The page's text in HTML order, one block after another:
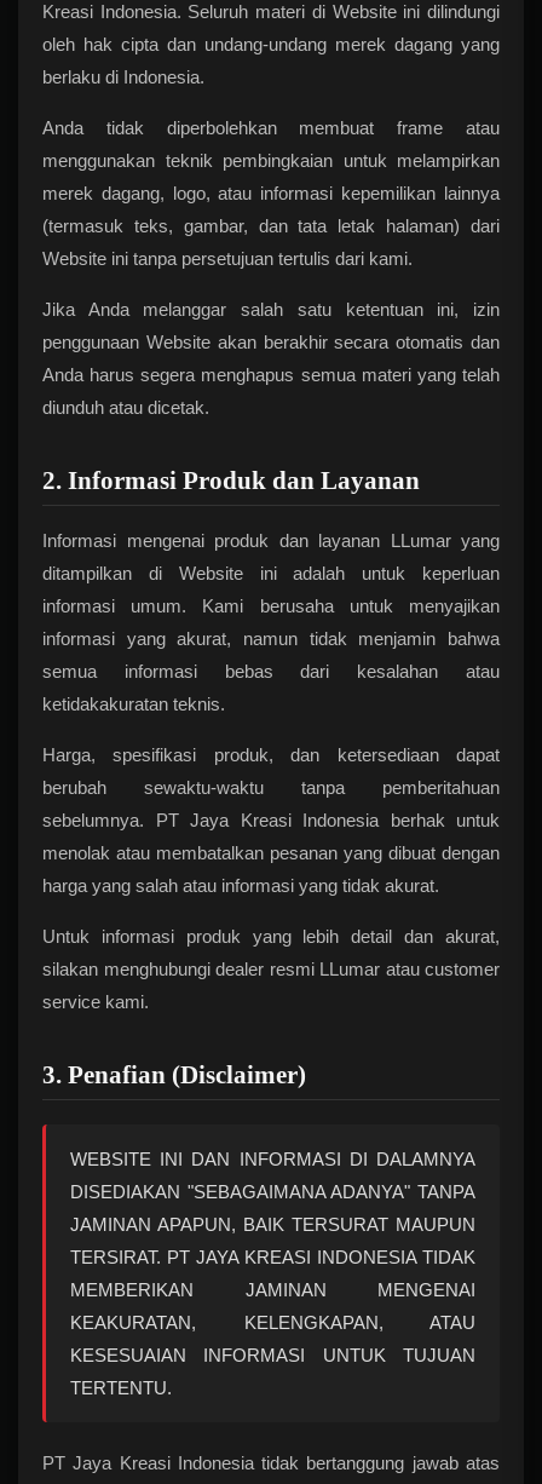
Kreasi Indonesia. Seluruh materi di Website ini dilindungi
oleh hak cipta dan undang-undang merek dagang yang
berlaku di Indonesia.
Anda tidak diperbolehkan membuat frame atau
menggunakan teknik pembingkaian untuk melampirkan
merek dagang, logo, atau informasi kepemilikan lainnya
(termasuk teks, gambar, dan tata letak halaman) dari
Website ini tanpa persetujuan tertulis dari kami.
Jika Anda melanggar salah satu ketentuan ini, izin
penggunaan Website akan berakhir secara otomatis dan
Anda harus segera menghapus semua materi yang telah
diunduh atau dicetak.
2. Informasi Produk dan Layanan
Informasi mengenai produk dan layanan LLumar yang
ditampilkan di Website ini adalah untuk keperluan
informasi umum. Kami berusaha untuk menyajikan
informasi yang akurat, namun tidak menjamin bahwa
semua informasi bebas dari kesalahan atau
ketidakakuratan teknis.
Harga, spesifikasi produk, dan ketersediaan dapat
berubah sewaktu-waktu tanpa pemberitahuan
sebelumnya. PT Jaya Kreasi Indonesia berhak untuk
menolak atau membatalkan pesanan yang dibuat dengan
harga yang salah atau informasi yang tidak akurat.
Untuk informasi produk yang lebih detail dan akurat,
silakan menghubungi dealer resmi LLumar atau customer
service kami.
3. Penafian (Disclaimer)
WEBSITE INI DAN INFORMASI DI DALAMNYA
DISEDIAKAN "SEBAGAIMANA ADANYA" TANPA
JAMINAN APAPUN, BAIK TERSURAT MAUPUN
TERSIRAT. PT JAYA KREASI INDONESIA TIDAK
MEMBERIKAN JAMINAN MENGENAI
KEAKURATAN, KELENGKAPAN, ATAU
KESESUAIAN INFORMASI UNTUK TUJUAN
TERTENTU.
PT Jaya Kreasi Indonesia tidak bertanggung jawab atas